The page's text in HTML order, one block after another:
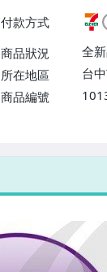
取
運
付款方式
商品狀況
全
所在地區
台
商品編號